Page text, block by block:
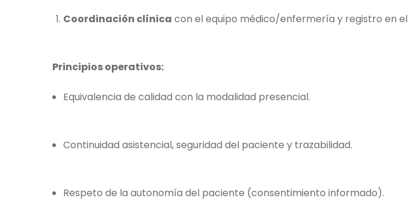
Coordinación clínica con el equipo médico/enfermería y registro en el
Principios operativos:
Equivalencia de calidad con la modalidad presencial.
Continuidad asistencial, seguridad del paciente y trazabilidad.
Respeto de la autonomía del paciente (consentimiento informado).